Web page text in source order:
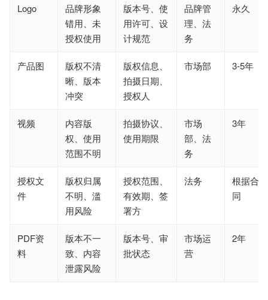
Logo
品牌形象
错用、未
授权使用
版本号、使
用许可、设
计规范
品牌管
理、法
务
永久
产品图
版权不清
晰、版本
冲突
版权信息、
拍摄日期、
授权人
市场部 3-5年
视频
内容版
权、使用
范围不明
拍摄协议、
使用期限
市场
部、法
务
3年
授权文
件
版权归属
不明、滥
用风险
授权范围、
有效期、签
署方
法务
根据合
同
PDF资
料
版本不一
致、内容
泄露风险
版本号、审
批状态
市场运
营
2年